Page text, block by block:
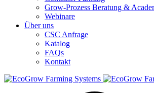
Grow-Prozess Beratung &
Webinare
Über uns
CSC Anfrage
Katalog
FAQs
Kontakt